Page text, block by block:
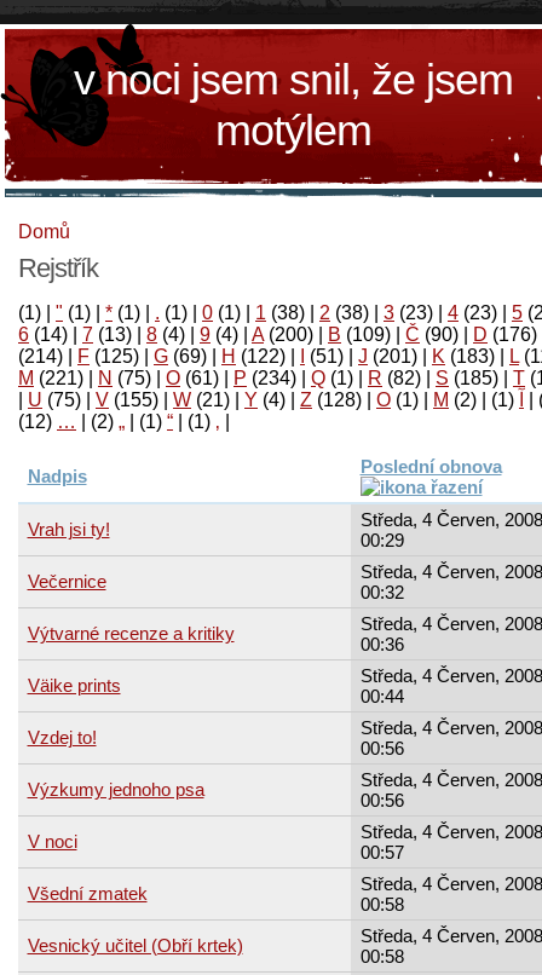
v noci jsem snil, že jsem
motýlem
Domů
Rejstřík
(1) " (1) * (1) . (1) 0 (1) 1 (38) 2 (38) 3 (23) 4 (23) 5
6 (14) 7 (13) 8 (4) 9 (4) A(200) B (109) Č (90) D (176)
(214)
F (125) G (69) H (122) (51) J (201) K (183) L
M (221) N (75) O (61) P (234) Q (1) R (82) S (185) T
U (75) V (155) W (21) Y (4) Z (128) Ο (1) М (2)
(1)
‚
(1)
“
(1)
„
(2)
…
(12)
Nadpis Poslední obnova
Vrah jsi ty!
Středa, 4 Červen,
00:29
Večernice
Středa, 4 Červen,
00:32
Výtvarné recenze a kritiky
Středa, 4 Červen,
00:36
Väike prints
Středa, 4 Červen,
00:44
Vzdej to!
Středa, 4 Červen,
00:56
Výzkumy jednoho psa
Středa, 4 Červen,
00:56
V noci
Středa, 4 Červen,
00:57
Všední zmatek
Středa, 4 Červen,
00:58
Vesnický učitel (Obří krtek)
Středa, 4 Červen,
00:58